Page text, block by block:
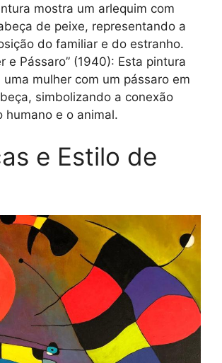
mostra um arlequim com
de peixe, representando a
do familiar e do estranho.
e Pássaro” (1940): Esta pintura
uma mulher com um pássaro em
simbolizando a conexão
humano e o animal.
e Estilo de